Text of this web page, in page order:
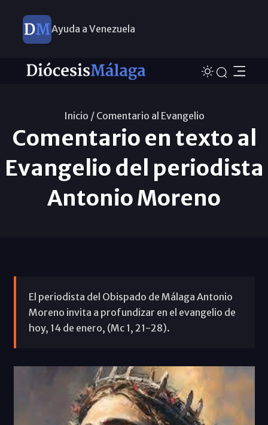
Ayuda a Venezuela
Inicio / Comentario al Evangelio
Comentario en texto al
Evangelio del periodista
Antonio Moreno
El periodista del Obispado de Málaga Antonio
Moreno invita a profundizar en el evangelio de
hoy, 14 de enero, (Mc 1, 21-28).